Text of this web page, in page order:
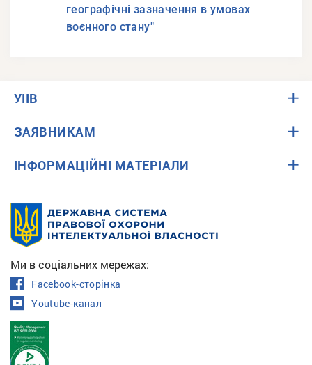
географічні зазначення в умовах
воєнного стану"
УІІВ
ЗАЯВНИКАМ
ІНФОРМАЦІЙНІ МАТЕРІАЛИ
Ми в соціальних мережах:
Facebook-сторінка
Youtube-канал